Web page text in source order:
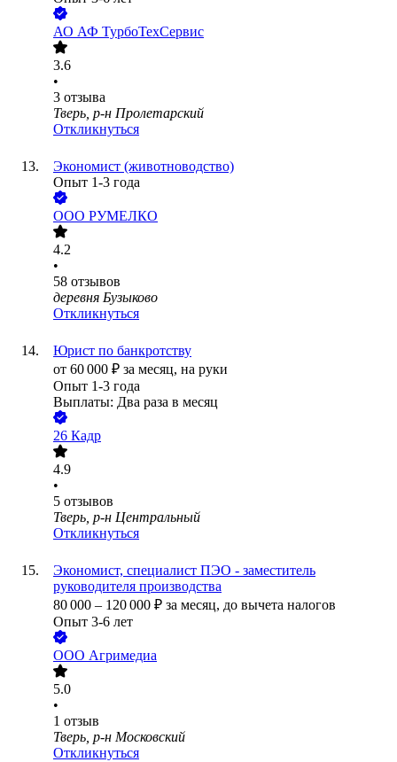
АО АФ ТурбоТехСервис
3.6
•
3 отзыва
Тверь, р-н Пролетарский
Откликнуться
Экономист (животноводство)
Опыт 1-3 года
ООО РУМЕЛКО
4.2
•
58 отзывов
деревня Бузыково
Откликнуться
Юрист по банкротству
от 60 000 ₽ за месяц, на руки
Опыт 1-3 года
Выплаты: Два раза в месяц
26 Кадр
4.9
•
5 отзывов
Тверь, р-н Центральный
Откликнуться
Экономист, специалист ПЭО - заместитель
руководителя производства
80 000 – 120 000 ₽ за месяц, до вычета налогов
Опыт 3-6 лет
ООО Агримедиа
5.0
•
1 отзыв
Тверь, р-н Московский
Откликнуться